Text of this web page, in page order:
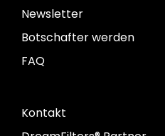
Newsletter
Botschafter werden
FAQ
Kontakt